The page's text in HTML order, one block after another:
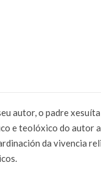
autor, o padre
e teolóxico do autor
da vivencia